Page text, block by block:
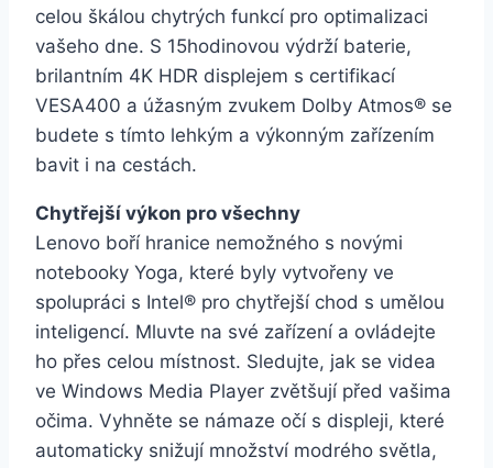
celou škálou chytrých funkcí pro optimalizaci
vašeho dne. S 15hodinovou výdrží baterie,
brilantním 4K HDR displejem s certifikací
VESA400 a úžasným zvukem Dolby Atmos® se
budete s tímto lehkým a výkonným zařízením
bavit i na cestách.
Chytřejší výkon pro všechny
Lenovo boří hranice nemožného s novými
notebooky Yoga, které byly vytvořeny ve
spolupráci s Intel® pro chytřejší chod s umělou
inteligencí. Mluvte na své zařízení a ovládejte
ho přes celou místnost. Sledujte, jak se videa
ve Windows Media Player zvětšují před vašima
očima. Vyhněte se námaze očí s displeji, které
automaticky snižují množství modrého světla,